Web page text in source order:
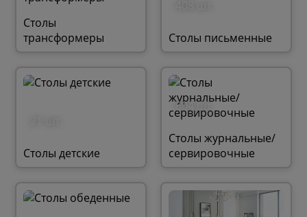
Столы
трансформеры
Столы письменные
Столы детские
604 шт.
Столы журнальные/
сервировочные